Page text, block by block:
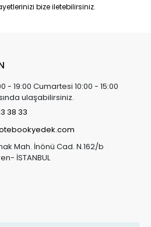
bize iletebilirsiniz.
- 19:00 Cumartesi 10:00 - 15:00
ulaşabilirsiniz.
38 33
Mah. İnönü Cad. N.162/b
İSTANBUL